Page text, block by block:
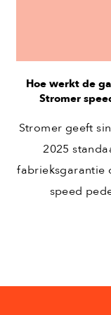
Hoe werkt de
Stromer
Stromer geeft
2025
fabrieksgarantie
speed